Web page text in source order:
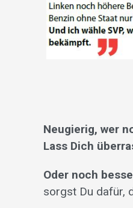
Neugierig, wer
Lass Dich
Oder noch
sorgst Du dafür,